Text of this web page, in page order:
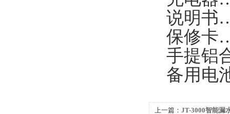
说明
保修
手提铝
备用
上一篇： JT-3000智能漏